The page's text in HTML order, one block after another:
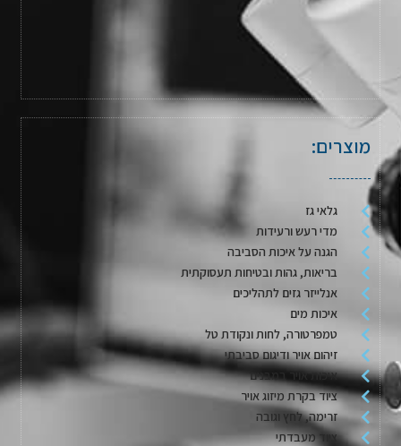
מוצרים:
גלאי גז
מדי רעש ורעידות
הגנה על איכות הסביבה
בריאות, גהות ובטיחות תעסוקתית
אנלייזר גזים לתהליכים
איכות מים
טמפרטורה, לחות ונקודת טל
זיהום אויר ודיגום סביבתי
איכות אויר במבנים
ציוד בקרת מיזוג אויר
זרימה, לחץ וגובה
ציוד מעבדתי